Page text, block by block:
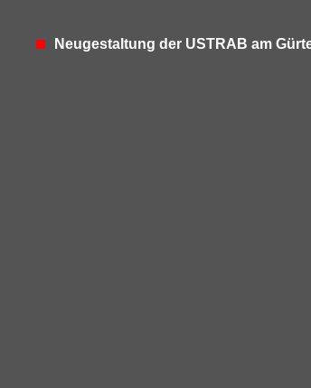
Neugestaltung der USTRAB am